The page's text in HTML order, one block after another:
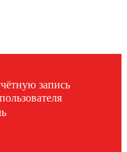
запись